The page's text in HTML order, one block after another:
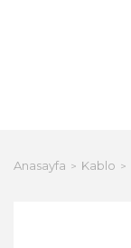
Anasayfa Kablo